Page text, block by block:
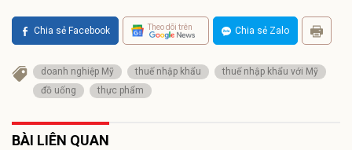
Chia sẻ Facebook Theo dõi trên Chia sẻ Zalo
doanh nghiệp Mỹ thuế nhập khẩu
thuế nhập khẩu với Mỹ
đồ uống
thực phẩm
BÀI LIÊN QUAN